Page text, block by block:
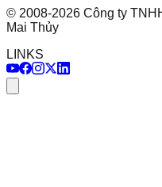
© 2008-2026 Công ty
Mai Thủy
LINKS